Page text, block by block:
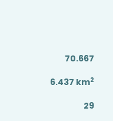
70.667
6.437 km2
29